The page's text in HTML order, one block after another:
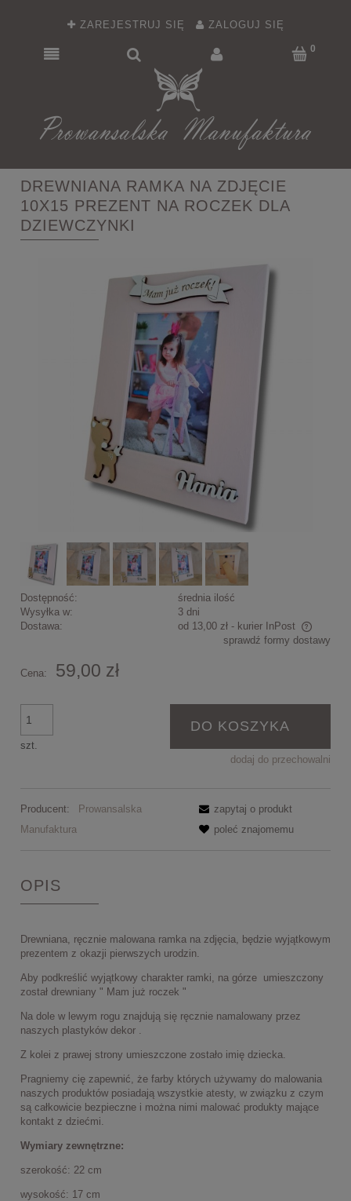
ZAREJESTRUJ SIĘ ZALOGUJ SIĘ
DREWNIANA RAMKA NA ZDJĘCIE
10X15 PREZENT NA ROCZEK DLA
DZIEWCZYNKI
Dostępność:
średnia ilość
Wysyłka w:
3 dni
Dostawa:
od 13,00 zł - kurier InPost
Cena nie zawiera ewentualnych kosztów płatnościsprawdź formy dostawy
Cena: 59,00 zł
szt.
DO KOSZYKA
dodaj do przechowalni
Producent:
Prowansalska
Manufaktura
zapytaj o produkt
poleć znajomemu
OPIS
Drewniana, ręcznie malowana ramka na zdjęcia, będzie wyjątkowym
prezentem z okazji pierwszych urodzin.
Aby podkreślić wyjątkowy charakter ramki, na górze umieszczony
został drewniany " Mam już roczek "
Na dole w lewym rogu znajdują się ręcznie namalowany przez
naszych plastyków dekor .
Z kolei z prawej strony umieszczone zostało imię dziecka.
Pragniemy cię zapewnić, że farby których używamy do malowania
naszych produktów posiadają wszystkie atesty, w związku z czym
są całkowicie bezpieczne i można nimi malować produkty mające
kontakt z dziećmi.
Wymiary zewnętrzne:
szerokość: 22 cm
wysokość: 17 cm